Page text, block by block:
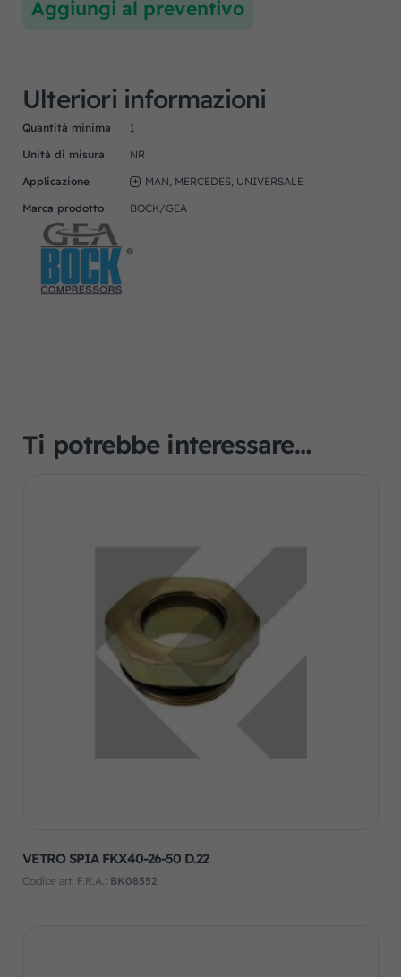
Aggiungi al preventivo
Ulteriori informazioni
Quantità minima
1
Unità di misura
NR
Applicazione
MAN, MERCEDES, UNIVERSALE
Marca prodotto
BOCK/GEA
Ti potrebbe interessare…
VETRO SPIA FKX40-26-50 D.22
Codice art. F.R.A.: BK08552